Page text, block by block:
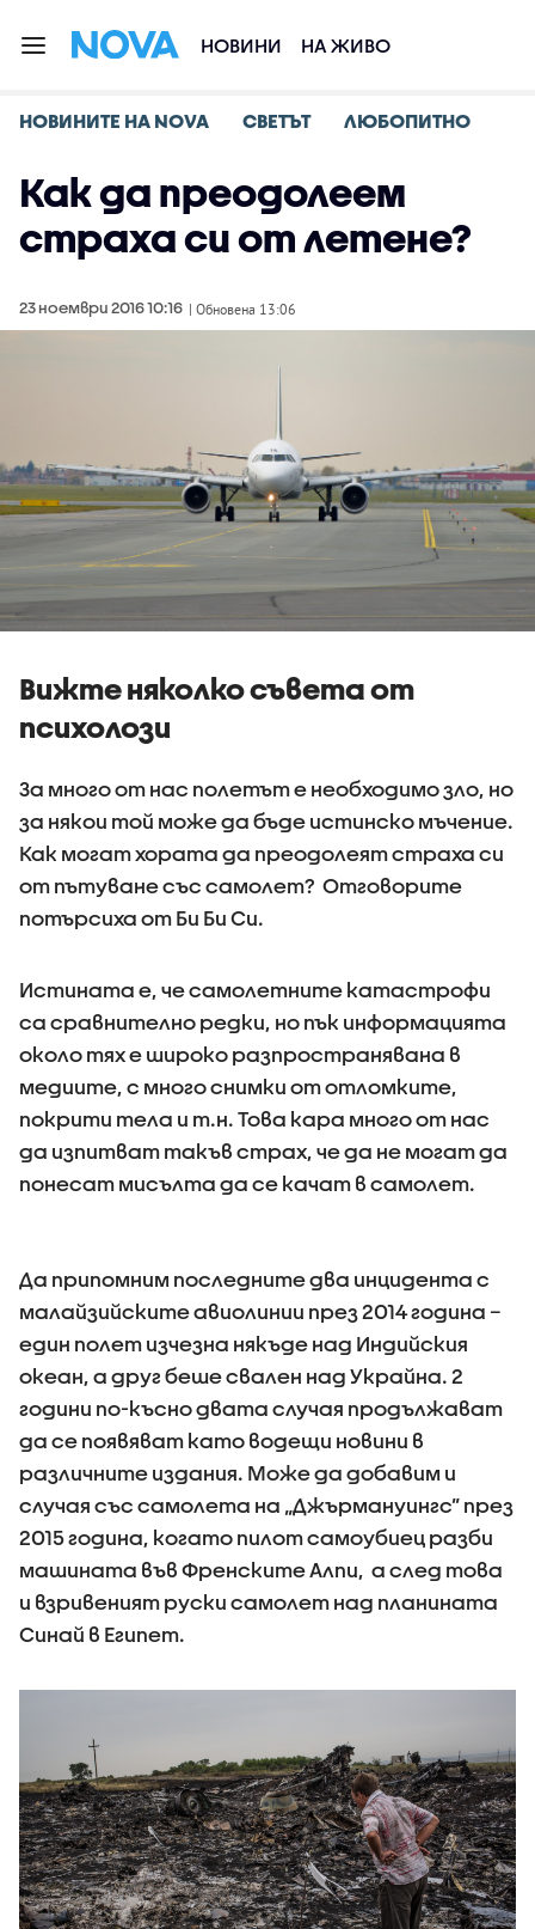
НОВИНИ НА ЖИВО
НОВИНИТЕ НА NOVA СВЕТЪТ ЛЮБОПИТНО
Как да преодолеем
страха си от летене?
23 ноември 2016 10:16 | Обновена 13:06
Вижте няколко съвета от
психолози
За много от нас полетът е необходимо зло, но
за някои той може да бъде истинско мъчение.
Как могат хората да преодолеят страха си
от пътуване със самолет? Отговорите
потърсиха от Би Би Си.
Истината е, че самолетните катастрофи
са сравнително редки, но пък информацията
около тях е широко разпространявана в
медиите, с много снимки от отломките,
покрити тела и т.н. Това кара много от нас
да изпитват такъв страх, че да не могат да
понесат мисълта да се качат в самолет.
Да припомним последните два инцидента с
малайзийските авиолинии през 2014 година –
един полет изчезна някъде над Индийския
океан, а друг беше свален над Украйна. 2
години по-късно двата случая продължават
да се появяват като водещи новини в
различните издания. Може да добавим и
случая със самолета на „Джърмануингс” през
2015 година, когато пилот самоубиец разби
машината във Френските Алпи, а след това
и взривеният руски самолет над планината
Синай в Египет.